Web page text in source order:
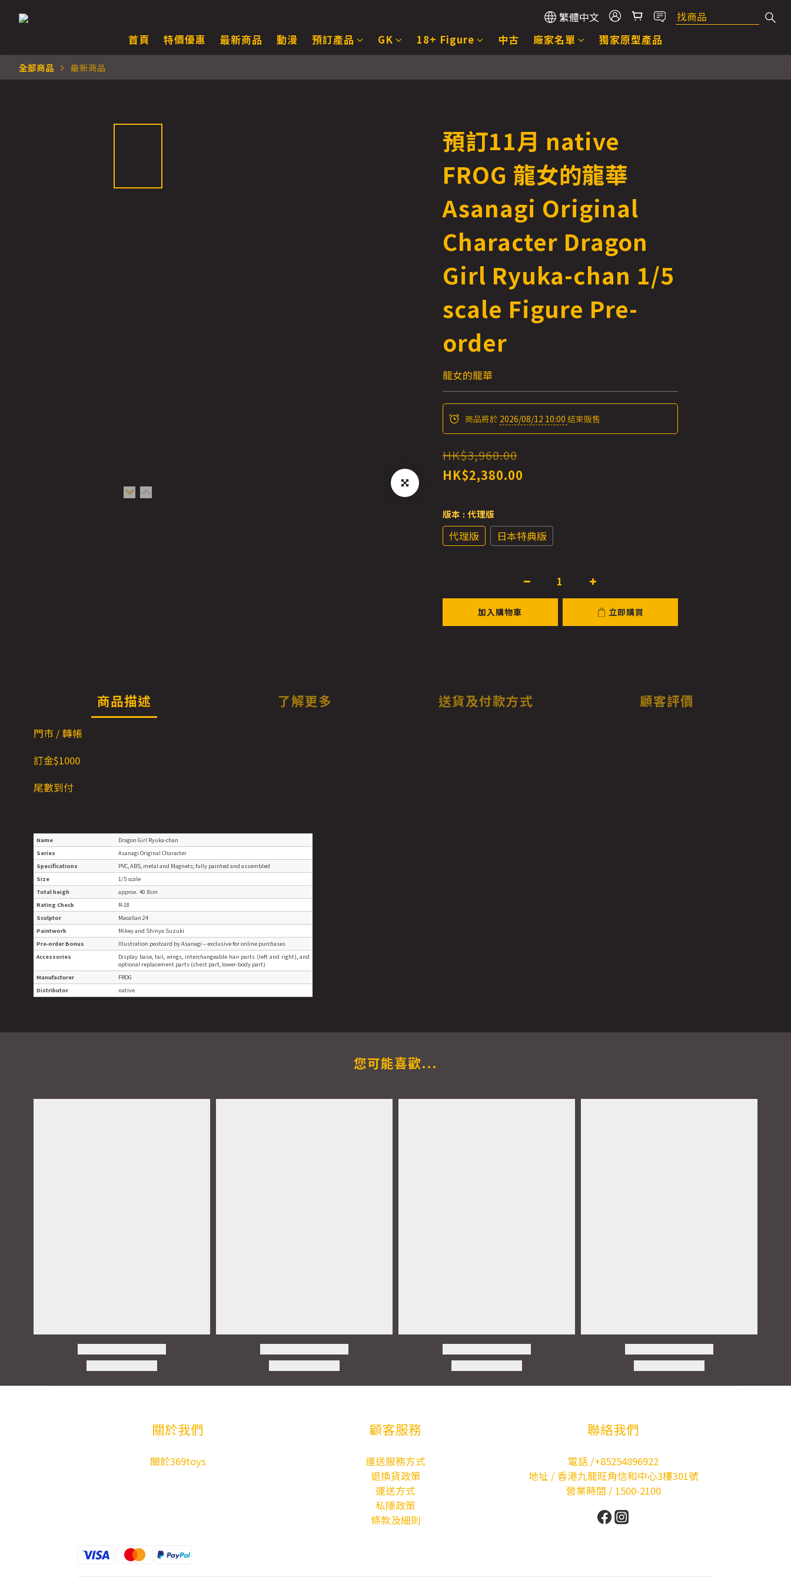
繁體中文
首頁
特價優惠 最新商品 動漫 預訂產品 GK 18+ Figure 中古 廠家名單 獨家原型產品
全部商品 最新商品
預訂11月 native
FROG 龍女的龍華
Asanagi Original
Character Dragon
Girl Ryuka-chan 1/5
scale Figure Pre-
order
龍女的龍華
商品將於 2026/08/12 10:00 結束販售
HK$3,960.00
HK$2,380.00
版本 : 代理版
代理版 日本特典版
加入購物車 立即購買
商品描述 了解更多 送貨及付款方式 顧客評價
門市 / 轉帳
訂金$1000
尾數到付
Name
Dragon Girl Ryuka-chan
Series
Asanagi Original Character
Specifications
PVC, ABS, metal and Magnets; fully painted and assembled
Size
1/5 scale
Total heigh
approx. 40.8cm
Rating Check
R-18
Sculptor
Macallan 24
Paintwork
Mikey and Shinya Suzuki
Pre-order Bonus
Illustration postcard by Asanagi – exclusive for online purchases
Accessories
Display base, tail, wings, interchangeable hair parts (left and right), and
optional replacement parts (chest part, lower-body part)
Manufacturer
FROG
Distributor
native
您可能喜歡...
關於我們
關於369toys
顧客服務
運送服務方式
退換貨政策
運送方式
私隱政策
條款及細則
聯絡我們
電話 /+85254896922
地址 / 香港九龍旺角信和中心3樓301號
營業時間 / 1500-2100